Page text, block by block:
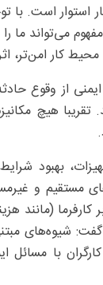
است. با
می‌تواند
کار امن‌تر،
از وقوع
هیچ
بهبود
مستقیم و
(مانند
گفت: شیوه‌های
با مسائل